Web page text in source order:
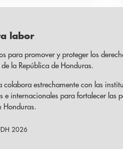
labor
para promover y proteger los
la República de Honduras.
colabora estrechamente con las
e internacionales para fortalecer las
Honduras.
2026